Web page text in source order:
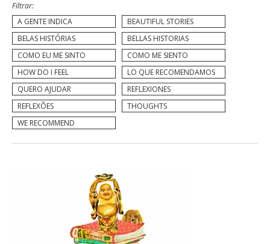
Filtrar:
A GENTE INDICA
BEAUTIFUL STORIES
BELAS HISTÓRIAS
BELLAS HISTORIAS
COMO EU ME SINTO
COMO ME SIENTO
HOW DO I FEEL
LO QUE RECOMENDAMOS
QUERO AJUDAR
REFLEXIONES
REFLEXÕES
THOUGHTS
WE RECOMMEND